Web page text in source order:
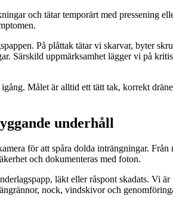
och tätar temporärt med pressening
På plåttak tätar vi skarvar, byter
Särskild uppmärksamhet lägger vi på
Målet är alltid ett tätt tak, korrekt
underhåll
för att spåra dolda inträngningar.
och dokumenteras med foton.
läkt eller råspont skadats. Vi
nock, vindskivor och